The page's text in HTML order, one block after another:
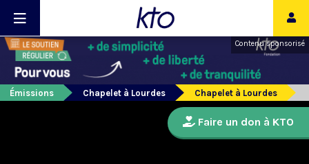
Contenu sponsorisé
Émissions Chapelet à Lourdes Chapelet à Lourdes
Faire un don à KTO